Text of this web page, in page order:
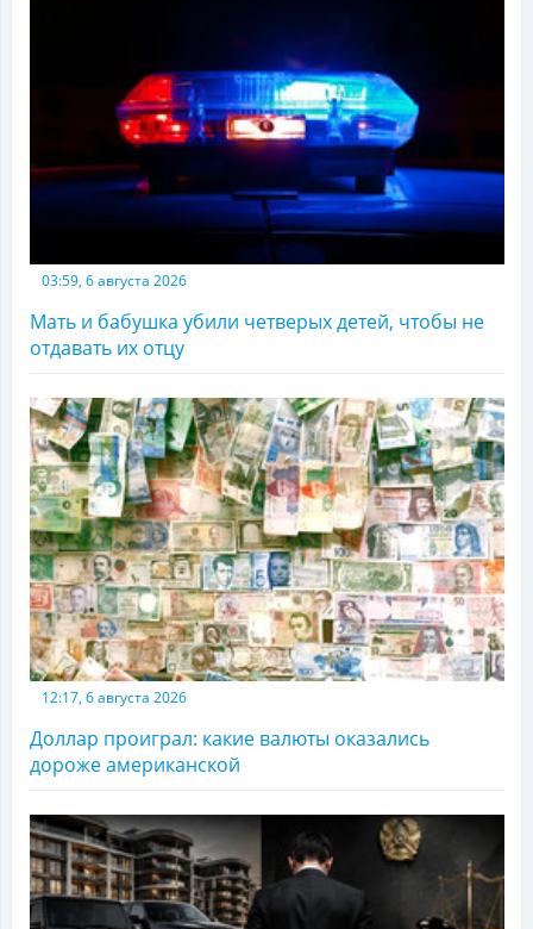
03:59, 6 августа 2026
Мать и бабушка убили четверых детей, чтобы не
отдавать их отцу
12:17, 6 августа 2026
Доллар проиграл: какие валюты оказались
дороже американской